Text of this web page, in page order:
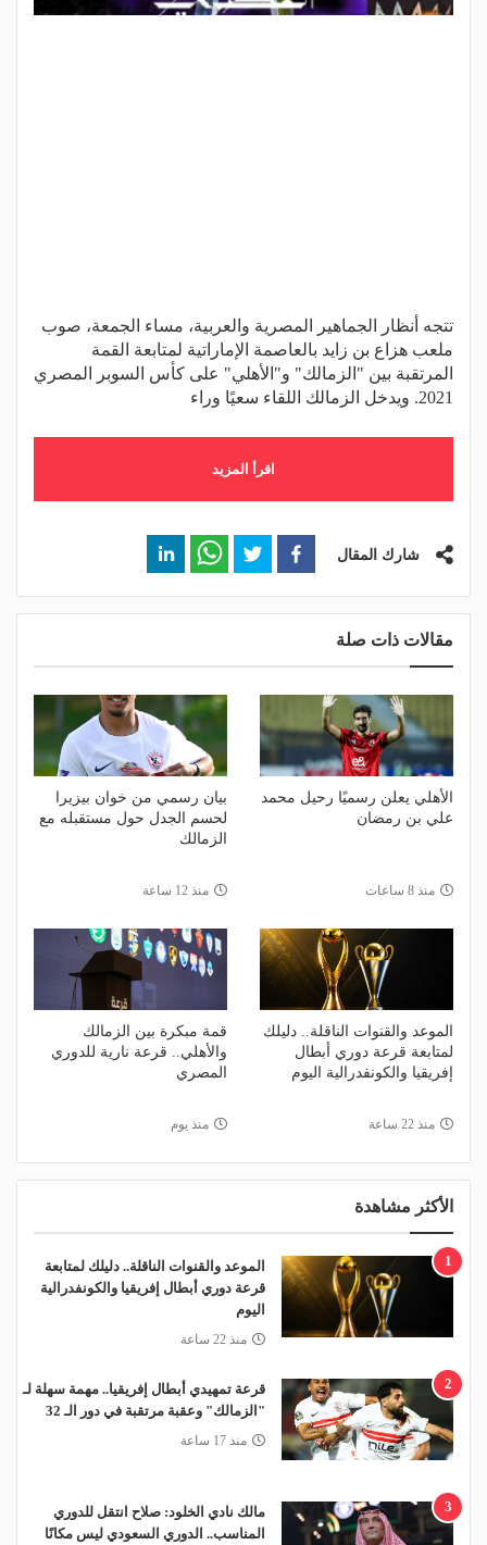
تتجه أنظار الجماهير المصرية والعربية، مساء الجمعة، صوب
ملعب هزاع بن زايد بالعاصمة الإماراتية لمتابعة القمة
المرتقبة بين "الزمالك" و"الأهلي" على كأس السوبر المصري
2021. ويدخل الزمالك اللقاء سعيًا وراء
اقرأ المزيد
شارك المقال
مقالات ذات صلة
الأهلي يعلن رسميًا رحيل محمد
علي بن رمضان
منذ 8 ساعات
بيان رسمي من خوان بيزيرا
لحسم الجدل حول مستقبله مع
الزمالك
منذ 12 ساعة
الموعد والقنوات الناقلة.. دليلك
لمتابعة قرعة دوري أبطال
إفريقيا والكونفدرالية اليوم
منذ 22 ساعة
قمة مبكرة بين الزمالك
والأهلي.. قرعة نارية للدوري
المصري
منذ يوم
الأكثر مشاهدة
1
الموعد والقنوات الناقلة.. دليلك لمتابعة
قرعة دوري أبطال إفريقيا والكونفدرالية
اليوم
منذ 22 ساعة
2
قرعة تمهيدي أبطال إفريقيا.. مهمة سهلة لـ
"الزمالك" وعقبة مرتقبة في دور الـ 32
منذ 17 ساعة
3
مالك نادي الخلود: صلاح انتقل للدوري
المناسب.. الدوري السعودي ليس مكانًا